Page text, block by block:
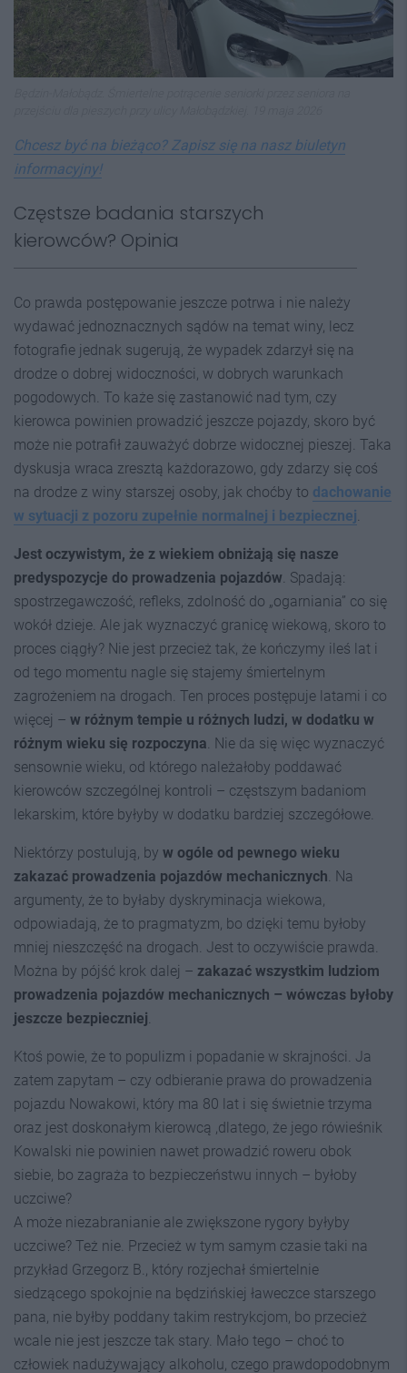
Chcesz być na bieżąco? Zapisz się na nasz biuletyn
informacyjny!
Częstsze badania starszych
kierowców? Opinia
Co prawda postępowanie jeszcze potrwa i nie należy
wydawać jednoznacznych sądów na temat winy, lecz
fotografie jednak sugerują, że wypadek zdarzył się na
drodze o dobrej widoczności, w dobrych warunkach
pogodowych. To każe się zastanowić nad tym, czy
kierowca powinien prowadzić jeszcze pojazdy, skoro być
może nie potrafił zauważyć dobrze widocznej pieszej. Taka
dyskusja wraca zresztą każdorazowo, gdy zdarzy się coś
na drodze z winy starszej osoby, jak choćby to dachowanie
w sytuacji z pozoru zupełnie normalnej i bezpiecznej
Jest oczywistym, że z wiekiem obniżają się nasze
predyspozycje do prowadzenia pojazdów . Spadają:
spostrzegawczość, refleks, zdolność do „ogarniania” co się
wokół dzieje. Ale jak wyznaczyć granicę wiekową, skoro to
proces ciągły? Nie jest przecież tak, że kończymy ileś lat i
od tego momentu nagle się stajemy śmiertelnym
zagrożeniem na drogach. Ten proces postępuje latami i co
więcej – w różnym tempie u różnych ludzi, w dodatku w
różnym wieku się rozpoczyna . Nie da się więc wyznaczyć
sensownie wieku, od którego należałoby poddawać
kierowców szczególnej kontroli – częstszym badaniom
lekarskim, które byłyby w dodatku bardziej szczegółowe.
Niektórzy postulują, by w ogóle od pewnego wieku
zakazać prowadzenia pojazdów mechanicznych . Na
argumenty, że to byłaby dyskryminacja wiekowa,
odpowiadają, że to pragmatyzm, bo dzięki temu byłoby
mniej nieszczęść na drogach. Jest to oczywiście prawda.
Można by pójść krok dalej – zakazać wszystkim ludziom
prowadzenia pojazdów mechanicznych – wówczas byłoby
jeszcze bezpieczniej
Ktoś powie, że to populizm i popadanie w skrajności. Ja
zatem zapytam – czy odbieranie prawa do prowadzenia
pojazdu Nowakowi, który ma 80 lat i się świetnie trzyma
oraz jest doskonałym kierowcą ,dlatego, że jego rówieśnik
Kowalski nie powinien nawet prowadzić roweru obok
siebie, bo zagraża to bezpieczeństwu innych – byłoby
uczciwe?
A może niezabranianie ale zwiększone rygory byłyby
uczciwe? Też nie. Przecież w tym samym czasie taki na
przykład Grzegorz B., który rozjechał śmiertelnie
siedzącego spokojnie na będzińskiej ławeczce starszego
pana, nie byłby poddany takim restrykcjom, bo przecież
wcale nie jest jeszcze tak stary. Mało tego – choć to
człowiek nadużywający alkoholu, czego prawdopodobnym